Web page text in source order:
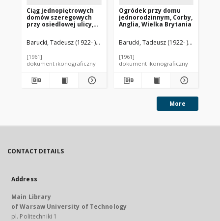
Ciąg jednopiętrowych
domów szeregowych
przy osiedlowej ulicy,
Brytania
Barucki, Tadeusz (1922- ). Fotograf
[1961]
dokument ikonograficzny
Ogródek przy domu
jednorodzinnym, Corby,
Anglia, Wielka Brytania
Barucki, Tadeusz (1922- ). Fotograf
[1961]
dokument ikonograficzny
More
CONTACT DETAILS
Address
Main Library
of Warsaw University of Technology
pl. Politechniki 1